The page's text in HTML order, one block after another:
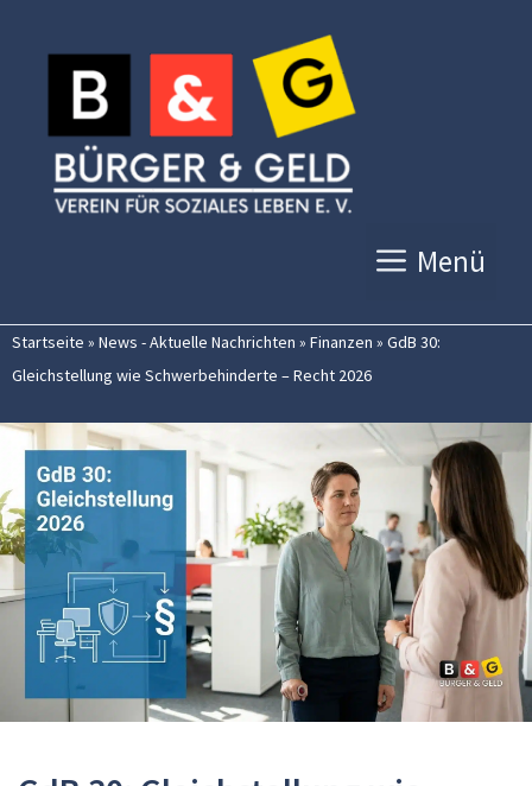
Inhalt
springen
Menü
Startseite » News - Aktuelle Nachrichten » Finanzen » GdB 30:
Gleichstellung wie Schwerbehinderte – Recht 2026